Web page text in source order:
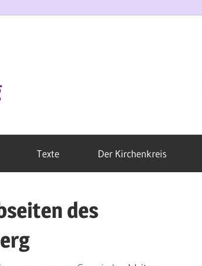
Texte Der Kirchenkreis
des